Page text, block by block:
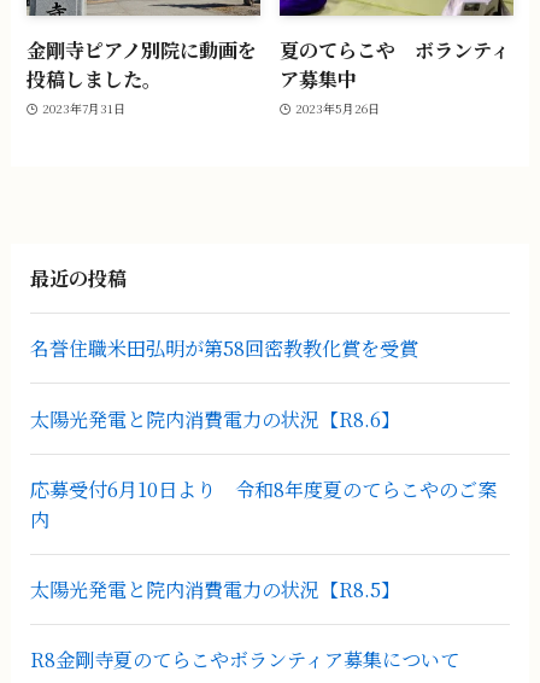
金剛寺ピアノ別院に動画を
投稿しました。
2023年7月31日
夏のてらこや ボランティ
ア募集中
2023年5月26日
最近の投稿
名誉住職米田弘明が第58回密教教化賞を受賞
太陽光発電と院内消費電力の状況【R8.6】
応募受付6月10日より 令和8年度夏のてらこやのご案
内
太陽光発電と院内消費電力の状況【R8.5】
R8金剛寺夏のてらこやボランティア募集について